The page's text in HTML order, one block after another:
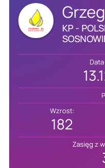
KP -
Wzrost:
182
Zasięg z